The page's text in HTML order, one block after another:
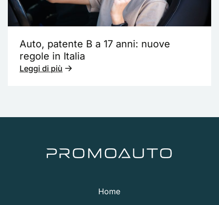
Auto, patente B a 17 anni: nuove
regole in Italia
Leggi di più
Home